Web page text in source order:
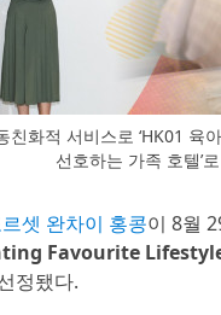
화적 서비스로 ‘HK01 육
선호하는 가족 호텔’
셋 완차이 홍콩이 8월
Favourite
정됐다.